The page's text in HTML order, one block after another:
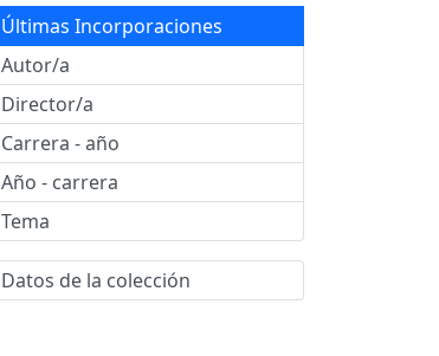
Últimas Incorporaciones
Autor/a
Director/a
Carrera - año
Año - carrera
Tema
Datos de la colección